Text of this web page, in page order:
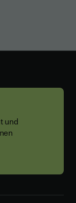
und